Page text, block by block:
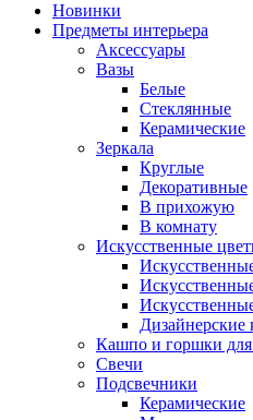
Новинки
Предметы интерьера
Аксессуары
Вазы
Белые
Стеклянные
Керамические
Зеркала
Круглые
Декоративные
В прихожую
В комнату
Искусственные
Дизайнерские
Кашпо и горшки для
Свечи
Подсвечники
Керамические